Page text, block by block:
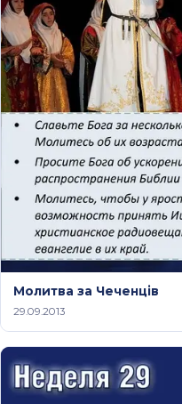
Молитва за Чеченців
29.09.2013